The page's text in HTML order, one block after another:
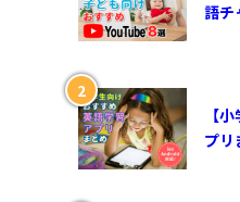
語チ
【
プリ